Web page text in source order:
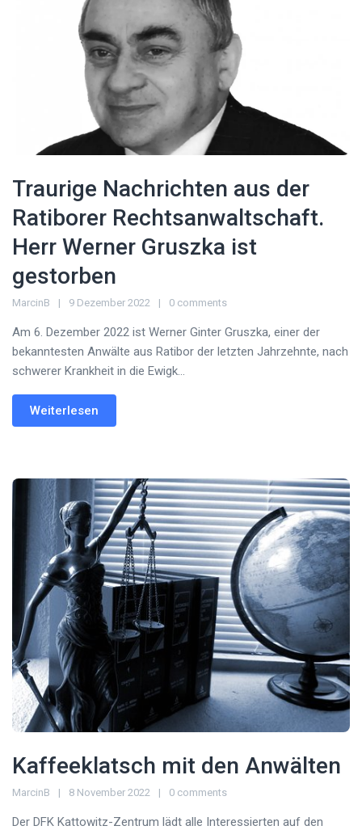
Traurige Nachrichten aus der
Ratiborer Rechtsanwaltschaft.
Herr Werner Gruszka ist
gestorben
MarcinB 9 Dezember 2022 0 comments
Am 6. Dezember 2022 ist Werner Ginter Gruszka, einer der
bekanntesten Anwälte aus Ratibor der letzten Jahrzehnte, nach
schwerer Krankheit in die Ewigk...
Weiterlesen
Kaffeeklatsch mit den Anwälten
MarcinB 8 November 2022 0 comments
Der DFK Kattowitz-Zentrum lädt alle Interessierten auf den